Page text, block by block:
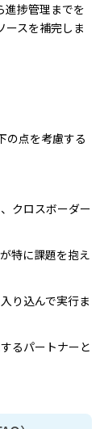
進捗管理までを
ースを補完しま
の点を考慮する
クロスボーダー
特に課題を抱え
り込んで実行ま
るパートナーと